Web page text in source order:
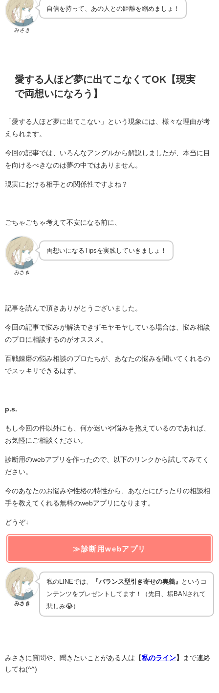
みさき
自信を持って、あの人との距離を縮めましょ！
愛する人ほど夢に出てこなくてOK【現実
で両想いになろう】
「愛する人ほど夢に出てこない」という現象には、様々な理由が考
えられます。
今回の記事では、いろんなアングルから解説しましたが、本当に目
を向けるべきなのは夢の中ではありません。
現実における相手との関係性ですよね？
ごちゃごちゃ考えて不安になる前に、
みさき
両想いになるTipsを実践していきましょ！
記事を読んで頂きありがとうございました。
今回の記事で悩みが解決できずモヤモヤしている場合は、悩み相談
のプロに相談するのがオススメ。
百戦錬磨の悩み相談のプロたちが、あなたの悩みを聞いてくれるの
でスッキリできるはず。
p.s.
もし今回の件以外にも、何か迷いや悩みを抱えているのであれば、
お気軽にご相談ください。
診断用のwebアプリを作ったので、以下のリンクから試してみてく
ださい。
今のあなたのお悩みや性格の特性から、あなたにぴったりの相談相
手を教えてくれる無料のwebアプリになります。
どうぞ↓
≫診断用webアプリ
みさき
私のLINEでは、 『バランス型引き寄せの奥義』
というコ
ンテンツをプレゼントしてます！（先日、垢BANされて
悲しみ😭）
みさきに質問や、聞きたいことがある人は【私のライン】
まで連絡
してね(^^)